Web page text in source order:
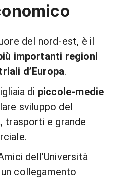
del nord-est, è il
importanti regioni
d’Europa.
di piccole-medie
sviluppo del
trasporti e grande
dell’Università
collegamento